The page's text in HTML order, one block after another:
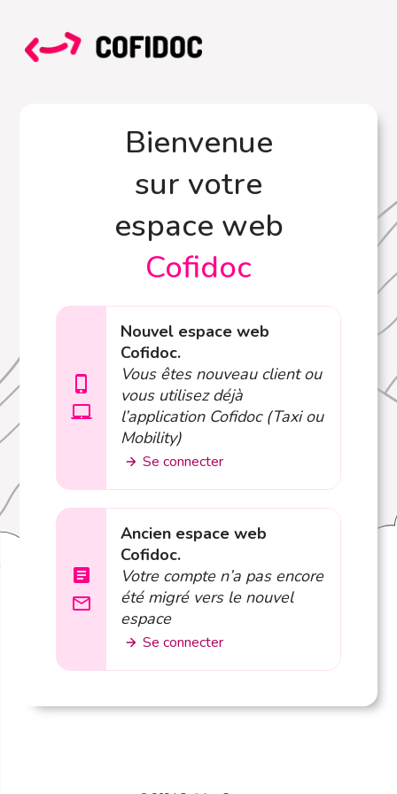
Bienvenue
sur votre
espace web
Cofidoc
Nouvel espace web
Cofidoc.
Vous êtes nouveau client ou
vous utilisez déjà
l’application Cofidoc (Taxi ou
Mobility)
Se connecter
Ancien espace web
Cofidoc.
Votre compte n’a pas encore
été migré vers le nouvel
espace
Se connecter